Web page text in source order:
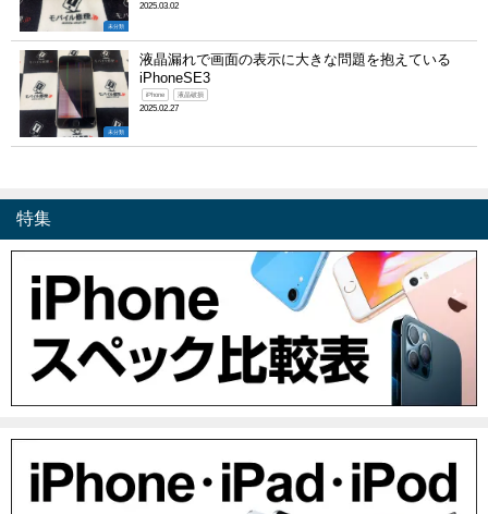
未分類
2025.03.02
未分類
液晶漏れで画面の表示に大きな問題を抱えている
iPhoneSE3
iPhone 液晶破損
2025.02.27
特集